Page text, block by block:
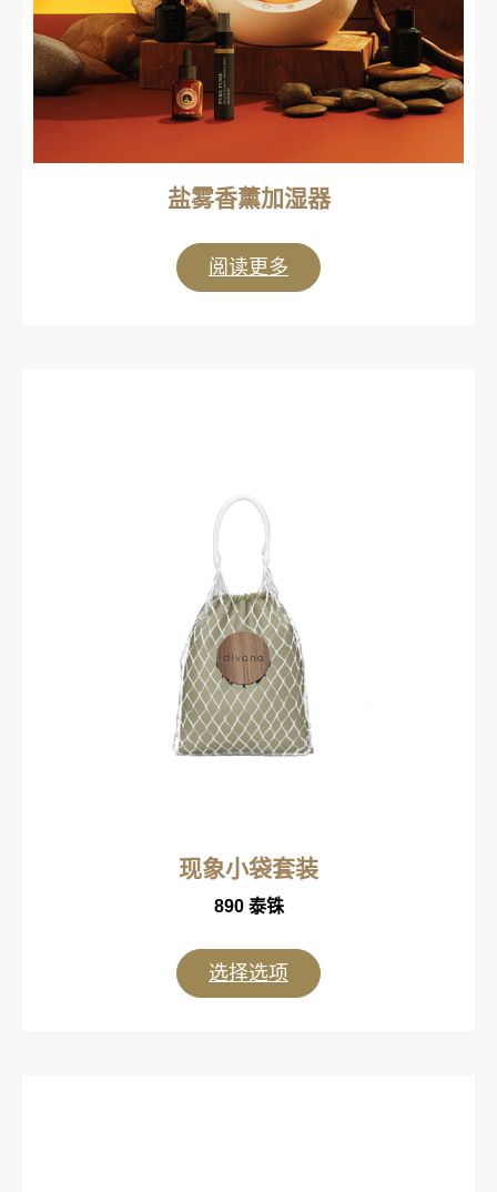
盐雾香薰加湿器
阅读更多
现象小袋套装
890 泰铢
选择选项